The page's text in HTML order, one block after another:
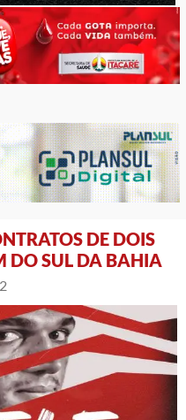
DE DOIS
DO SUL DA BAHIA